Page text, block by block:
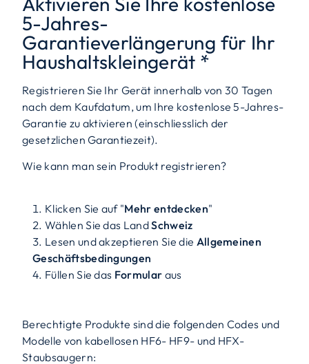
5-Jahres-
Garantieverlängerung für Ihr
Haushaltskleingerät *
Registrieren Sie Ihr Gerät innerhalb von 30 Tagen
nach dem Kaufdatum, um Ihre kostenlose 5-Jahres-
Garantie zu aktivieren (einschliesslich der
gesetzlichen Garantiezeit).
Wie kann man sein Produkt registrieren?
Klicken Sie auf "Mehr entdecken"
Wählen Sie das LandSchweiz
Lesen und akzeptieren Sie die Allgemeinen
Geschäftsbedingungen
Füllen Sie das Formular aus
Berechtigte Produkte sind die folgenden Codes und
Modelle von kabellosen HF6- HF9- und HFX-
Staubsaugern: